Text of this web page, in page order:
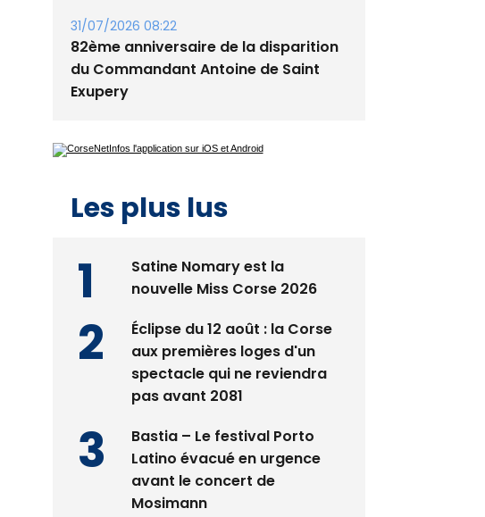
tournoi du RCPV
31/07/2026 08:22
82ème anniversaire de la disparition
nouvelle Miss Corse 2026
Éclipse du 12 août : la Corse
aux premières loges d'un
pas avant 2081
Bastia – Le festival Porto
Latino évacué en urgence